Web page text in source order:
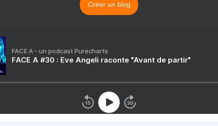
Créer un blog
FACE A - un podcast Purecharts
FACE A #30 : Eve Angeli raconte "Avant de partir"